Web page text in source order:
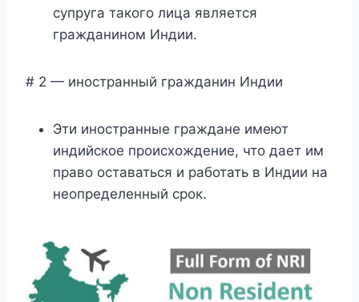
супруга такого лица является
гражданином Индии.
# 2 — иностранный гражданин Индии
Эти иностранные граждане имеют
индийское происхождение, что дает им
право оставаться и работать в Индии на
неопределенный срок.